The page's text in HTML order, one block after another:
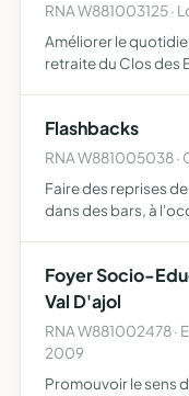
RNA W881003125 ·
Améliorer le
retraite du Clos des
Flashbacks
RNA W881005038 ·
Faire des reprises
dans des bars, à
Foyer Socio-
Val D'ajol
RNA W881002478 ·
2009
Promouvoir le sens